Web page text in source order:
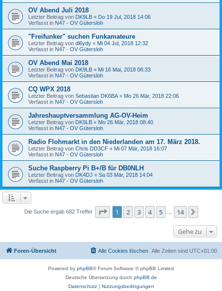
OV Abend Juli 2018
Letzter Beitrag von DK9LB « Do 19 Jul, 2018 14:06
Verfasst in N47 - OV Gütersloh
"Freifunker" suchen Funkamateure
Letzter Beitrag von dl6ydy « Mi 04 Jul, 2018 12:32
Verfasst in N47 - OV Gütersloh
OV Abend Mai 2018
Letzter Beitrag von DK9LB « Mi 16 Mai, 2018 06:33
Verfasst in N47 - OV Gütersloh
CQ WPX 2018
Letzter Beitrag von Sebastian DK6BA « Mo 26 Mär, 2018 22:06
Verfasst in N47 - OV Gütersloh
Jahreshauptversammlung AG-OV-Heim
Letzter Beitrag von DK9LB « Mo 26 Mär, 2018 08:40
Verfasst in N47 - OV Gütersloh
Radio Flohmarkt in den Niederlanden am 17. März 2018.
Letzter Beitrag von Chris DD3CF « Mi 07 Mär, 2018 16:07
Verfasst in N47 - OV Gütersloh
Suche Raspberry Pi B+/B für DB0NLH
Letzter Beitrag von DK4DJ « Sa 03 Mär, 2018 14:04
Verfasst in N47 - OV Gütersloh
Die Suche ergab 682 Treffer Seite 1von 14
1 2 3 4 5 14
Gehe zu
Foren-Übersicht Alle Zeiten sind UTC+01:00
Alle Cookies löschen
Powered by phpBB® Forum Software © phpBB Limited
Deutsche Übersetzung durch phpBB.de
Datenschutz| Nutzungsbedingungen